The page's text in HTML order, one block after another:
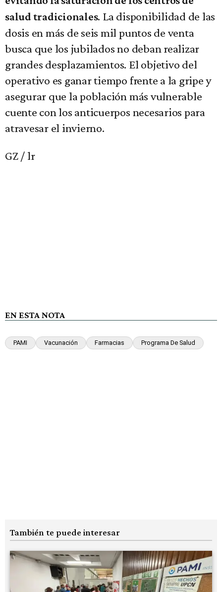
salud tradicionales. La disponibilidad de las
dosis en más de seis mil puntos de venta
busca que los jubilados no deban realizar
grandes desplazamientos. El objetivo del
operativo es ganar tiempo frente a la gripe y
asegurar que la población más vulnerable
cuente con los anticuerpos necesarios para
atravesar el invierno.
GZ / lr
EN ESTA NOTA
PAMI Vacunación Farmacias Programa De Salud
También te puede interesar